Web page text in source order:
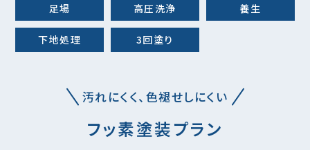
足場 高圧洗浄 養生
下地処理 3回塗り
汚れにくく、色褪せしにくい
フッ素塗装プラン